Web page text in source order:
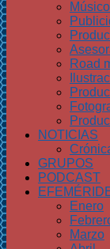
Road
NOTICIAS
GRUPOS
PODCAST
Enero
Marzo